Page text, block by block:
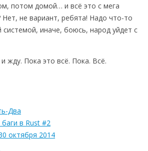
потом домой… и всё это с мега
Нет, не вариант, ребята! Надо что-то
системой, иначе, боюсь, народ уйдет с
жду. Пока это всё. Пока. Всё.
Два
в Rust #2
октября 2014